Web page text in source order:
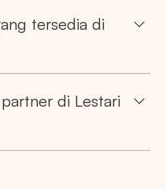
tersedia di
di Lestari